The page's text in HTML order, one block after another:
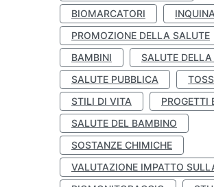
BIOMARCATORI
PROMOZIONE DELLA SALUTE
BAMBINI
SALUTE
SALUTE PUBBLICA
STILI DI VITA
PROGETTI
SALUTE DEL BAMBINO
SOSTANZE CHIMICHE
VALUTAZIONE IMPATTO